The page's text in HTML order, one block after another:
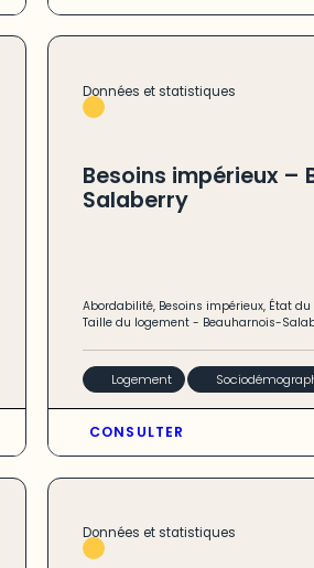
Données et statistiques
Besoins impérieux –
Salaberry
Abordabilité, Besoins impérieux, État
Taille du logement- Beauharnois-
Logement
CONSULTER
Données et statistiques